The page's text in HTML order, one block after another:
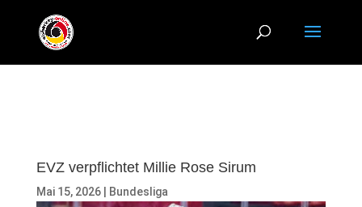
EVZ verpflichtet Millie Rose Sirum
Mai 15, 2026| Bundesliga